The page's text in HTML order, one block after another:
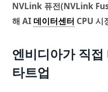
NVLink 퓨전(NVLink
해 AI 데이터센터 CPU 시
엔비디아가 직접
타트업